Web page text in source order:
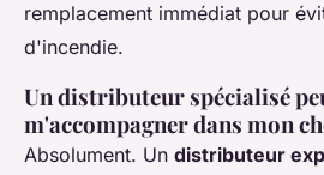
remplacement immédiat pour
d'incendie.
Un distributeur spécialisé
m'accompagner dans mon
Absolument. Un distributeur